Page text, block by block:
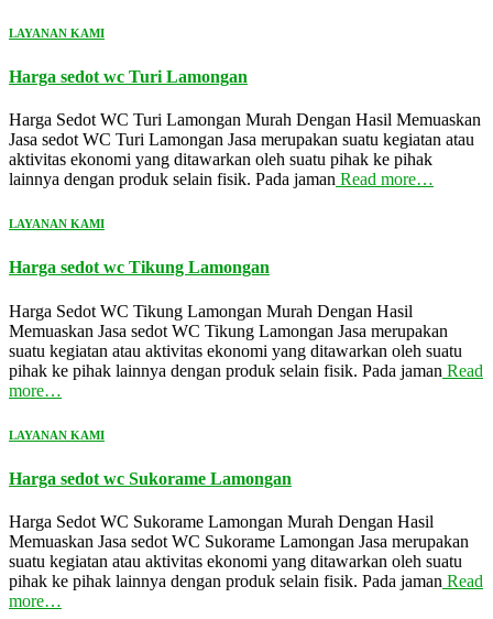
LAYANAN KAMI
Harga sedot wc Turi Lamongan
Harga Sedot WC Turi Lamongan Murah Dengan Hasil Memuaskan
Jasa sedot WC Turi Lamongan Jasa merupakan suatu kegiatan atau
aktivitas ekonomi yang ditawarkan oleh suatu pihak ke pihak
lainnya dengan produk selain fisik. Pada jaman Read more…
LAYANAN KAMI
Harga sedot wc Tikung Lamongan
Harga Sedot WC Tikung Lamongan Murah Dengan Hasil
Memuaskan Jasa sedot WC Tikung Lamongan Jasa merupakan
suatu kegiatan atau aktivitas ekonomi yang ditawarkan oleh suatu
pihak ke pihak lainnya dengan produk selain fisik. Pada jaman Read
more…
LAYANAN KAMI
Harga sedot wc Sukorame Lamongan
Harga Sedot WC Sukorame Lamongan Murah Dengan Hasil
Memuaskan Jasa sedot WC Sukorame Lamongan Jasa merupakan
suatu kegiatan atau aktivitas ekonomi yang ditawarkan oleh suatu
pihak ke pihak lainnya dengan produk selain fisik. Pada jaman Read
more…